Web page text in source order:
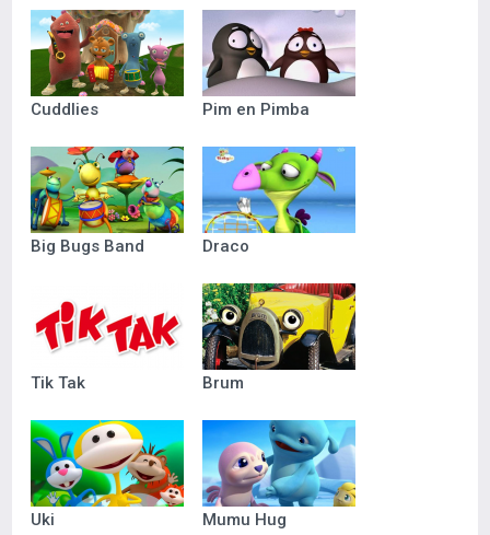
Cuddlies Pim en Pimba
Big Bugs Band Draco
Tik Tak Brum
Uki Mumu Hug